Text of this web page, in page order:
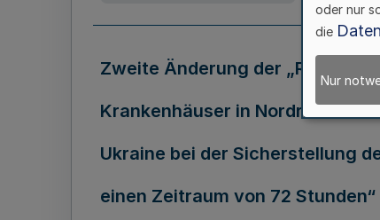
Zweite Änderung der
Krankenhäuser in Nordrhein-
Ukraine bei der Sicherstellung
einen Zeitraum von 72 Stunden“
oder nur
die
Nur